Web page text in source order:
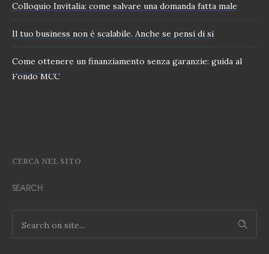
Colloquio Invitalia: come salvare una domanda fatta male
Il tuo business non è scalabile. Anche se pensi di si
Come ottenere un finanziamento senza garanzie: guida al
Fondo MCC
CERCA NEL SITO
SEARCH